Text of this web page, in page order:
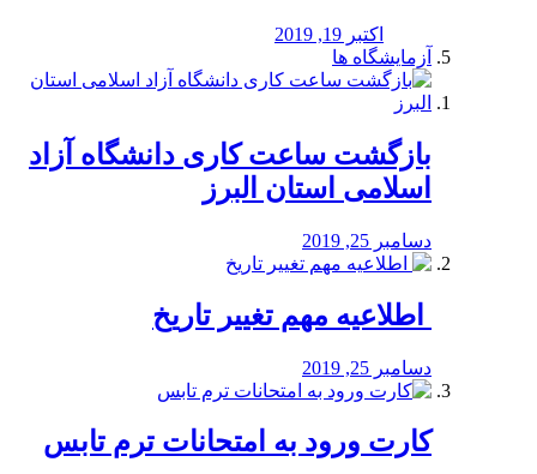
اکتبر 19, 2019
آزمایشگاه ها
بازگشت ساعت کاری دانشگاه آزاد
اسلامی استان البرز
دسامبر 25, 2019
️ اطلاعیه مهم تغییر تاریخ
دسامبر 25, 2019
کارت ورود به امتحانات ترم تابس